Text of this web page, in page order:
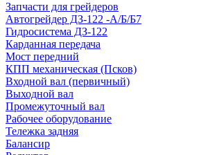
Запчасти для грейдеров
Автогрейдер ДЗ-122 -А/Б/Б7
Гидросистема ДЗ-122
Карданная передача
Мост передний
КПП механическая (Псков)
Входной вал (первичный)
Выходной вал
Промежуточный вал
Рабочее оборудование
Тележка задняя
Балансир